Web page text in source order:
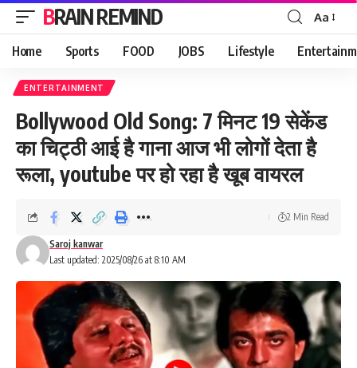
BRAIN REMIND
Font
Resizer
Aa
Home Sports FOOD JOBS Lifestyle
ENTERTAINMENT
Bollywood Old Song: 7 मिनट 19 सेकेंड
का चिट्ठी आई है गाना आज भी लोगों देता है
रूला, youtube पर हो रहा है खूब वायरल
Last updated: 2025/08/26 at 8:10 AM
Saroj kanwar
2 Min Read